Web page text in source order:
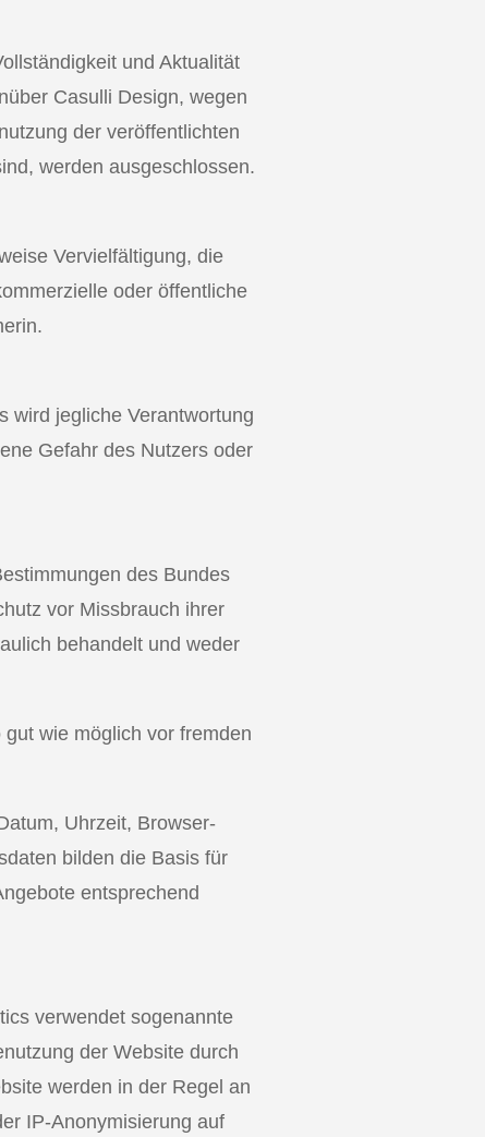
und Aktualität
Casulli Design, wegen
der veröffentlichten
werden ausgeschlossen.
Vervielfältigung, die
oder öffentliche
wird jegliche Verantwortung
Gefahr des Nutzers oder
des Bundes
vor Missbrauch ihrer
behandelt und weder
wie möglich vor fremden
Uhrzeit, Browser-
bilden die Basis für
entsprechend
verwendet sogenannte
der Website durch
werden in der Regel an
IP-Anonymisierung auf